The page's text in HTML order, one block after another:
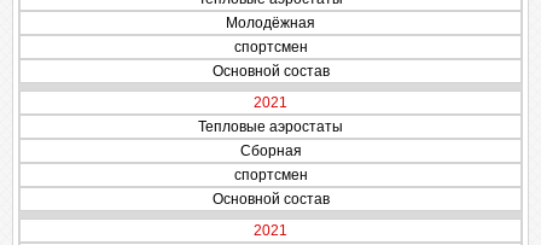
Молодёжная
спортсмен
Основной состав
2021
Тепловые аэростаты
Сборная
спортсмен
Основной состав
2021